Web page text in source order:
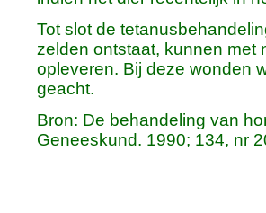
Tot slot de
zelden ontstaat, kunnen met
opleveren. Bij deze wonden
geacht.
Bron: De behandeling van
Geneeskund. 1990; 134, nr